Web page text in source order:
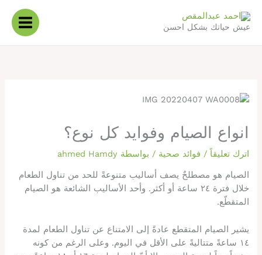
إلى
المحتوى
عيش حياتك بشكل احسن
انواع الصيام وفوايد كل نوع؟
اترك تعليقاً / فوائد صحية / بواسطة ahmed Hamdy‬‏
الصيام هو مصطلحٌ يصف أساليب متنوعةً للحد من تناول الطعام
خلال فترة ٢٤ ساعة أو أكثر. وأحد الأساليب الشائعة هو الصيام
المتقطّع.
يشير الصيام المتقطع عادةً إلى الامتناع عن تناول الطعام لمدة
١٤ ساعةً متتاليةً على الأقل في اليوم. وعلى الرغم من كونه